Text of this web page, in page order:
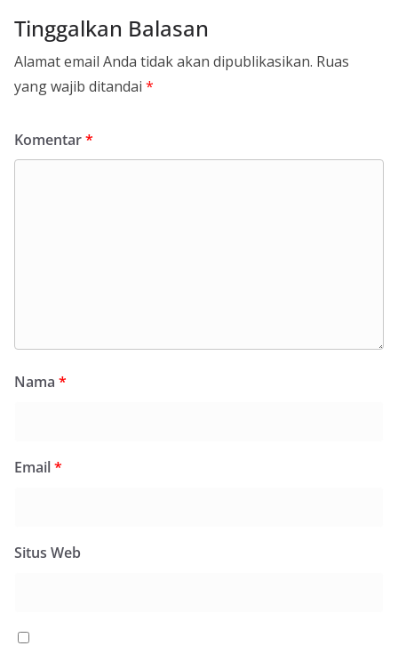
Tinggalkan Balasan
Alamat email Anda tidak akan dipublikasikan. Ruas
yang wajib ditandai *
Komentar*
Nama *
Email*
Situs Web